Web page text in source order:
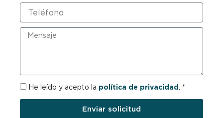
Teléfono
Mensaje
RGPDHe leído y acepto la política de privacidad . *
Enviar solicitud